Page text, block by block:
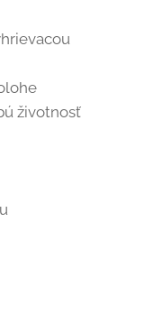
životnosť